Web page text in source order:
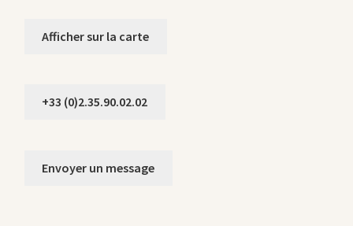
Afficher sur la carte
+33 (0)2.35.90.02.02
Envoyer un message